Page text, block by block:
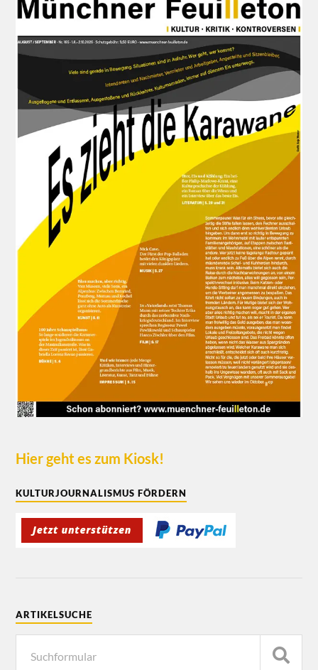
Hier geht es zum Kiosk!
KULTURJOURNALISMUS FÖRDERN
ARTIKELSUCHE